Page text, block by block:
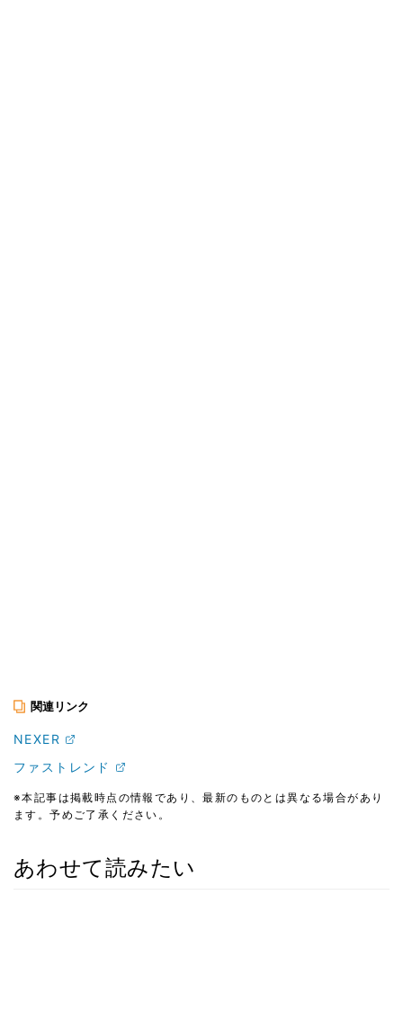
関連リンク
NEXER
ファストレンド
※本記事は掲載時点の情報であり、最新のものとは異なる場合があり
ます。予めご了承ください。
あわせて読みたい